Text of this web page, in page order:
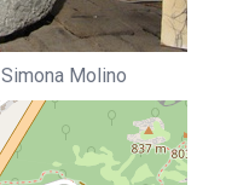
Simona Molino